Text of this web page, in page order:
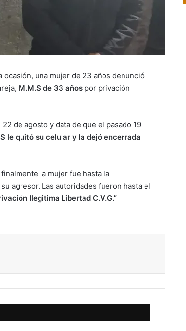
ocasión, una mujer de 23 años denunció
M.M.S de 33 años por privación
de agosto y data de que el pasado 19
le quitó su celular y la dejó encerrada
la mujer fue hasta la
agresor. Las autoridades fueron hasta el
Ilegitima Libertad C.V.G.”